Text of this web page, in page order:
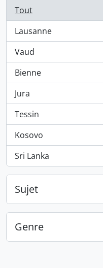
Tout
Lausanne
, 1 résultats
Vaud
, 1 résultats
Bienne
, 1 résultats
Jura
, 1 résultats
Tessin
, 1 résultats
Kosovo
, 1 résultats
Sri Lanka
, 1 résultats
Sujet
Genre